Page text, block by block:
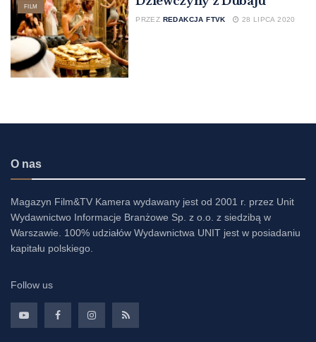
FILM
PRZEZ REDAKCJA FTVK 28 LIPCA 2020
O nas
Magazyn Film&TV Kamera wydawany jest od 2001 r. przez Unit
Wydawnictwo Informacje Branżowe Sp. z o.o. z siedzibą w
Warszawie. 100% udziałów Wydawnictwa UNIT jest w posiadaniu
kapitału polskiego.
Follow us